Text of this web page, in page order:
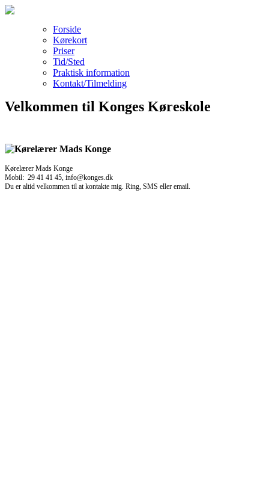
Forside
Kørekort
Priser
Tid/Sted
Praktisk information
Kontakt/Tilmelding
Velkommen til Konges Køreskole
Kørelærer Mads Konge
Mobil: 29 41 41 45, info@konges.dk
Du er altid velkommen til at kontakte mig. Ring, SMS eller email.